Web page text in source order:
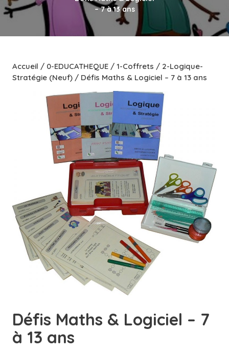
– 7 à 13 ans
Accueil / 0-EDUCATHEQUE / 1-Coffrets / 2-Logique-
Stratégie (Neuf) / Défis Maths & Logiciel – 7 à 13 ans
Défis Maths & Logiciel – 7
à 13 ans